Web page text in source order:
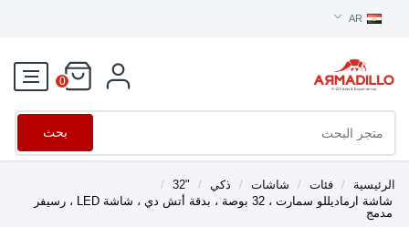
AR
0
بحث
الرئيسية / فئات / شاشات / ذكي /
"32
/
شاشة ارماديللو سمارت ، 32 بوصة ، بدقة أتش دي ، شاشة LED ، رسيفر
مدمج